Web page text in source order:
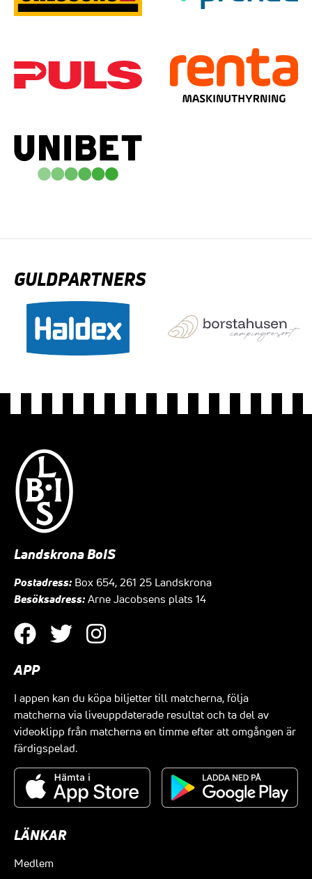
GULDPARTNERS
Landskrona BoIS
Postadress: Box 654, 261 25 Landskrona
Besöksadress: Arne Jacobsens plats 14
APP
I appen kan du köpa biljetter till matcherna, följa
matcherna via liveuppdaterade resultat och ta del av
videoklipp från matcherna en timme efter att omgången är
färdigspelad.
LÄNKAR
Medlem